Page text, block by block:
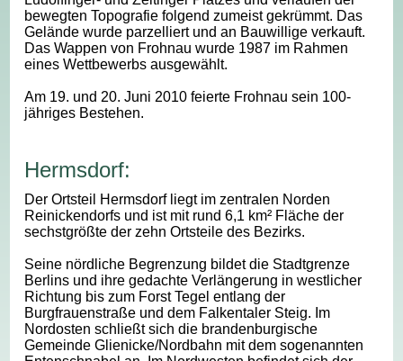
bewegten Topografie folgend zumeist gekrümmt. Das
Gelände wurde parzelliert und an Bauwillige verkauft.
Das Wappen von Frohnau wurde 1987 im Rahmen
eines Wettbewerbs ausgewählt.
Am 19. und 20. Juni 2010 feierte Frohnau sein 100-
jähriges Bestehen.
Hermsdorf:
Der Ortsteil Hermsdorf liegt im zentralen Norden
Reinickendorfs und ist mit rund 6,1 km² Fläche der
sechstgrößte der zehn Ortsteile des Bezirks.
Seine nördliche Begrenzung bildet die Stadtgrenze
Berlins und ihre gedachte Verlängerung in westlicher
Richtung bis zum Forst Tegel entlang der
Burgfrauenstraße und dem Falkentaler Steig. Im
Nordosten schließt sich die brandenburgische
Gemeinde Glienicke/Nordbahn mit dem sogenannten